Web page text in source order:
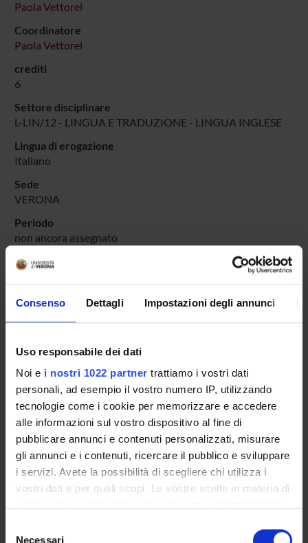
Consenso Dettagli Impostazioni degli annunci
Uso responsabile dei dati
Noi e i nostri 1022 partner trattiamo i vostri dati
personali, ad esempio il vostro numero IP, utilizzando
tecnologie come i cookie per memorizzare e accedere
alle informazioni sul vostro dispositivo al fine di
pubblicare annunci e contenuti personalizzati, misurare
gli annunci e i contenuti, ricercare il pubblico e sviluppare
i servizi. Avete la possibilità di scegliere chi utilizza i
vostri dati e per quali scopi. Le vostre scelte in materia di
modificare o revocare il proprio consenso in qualsiasi
Necessari
Paola Vettorel
Coordinatore
Paola Vettorel
crediti
6
Settore disciplinare
L-LIN/12 - LINGUA E TRADUZIONE - LINGUA INGLESE
Lingua di erogazione
Italiano
Sede
VERONA
Periodo
non ancora assegnato
Seminari relativi al corso
Presentazione
Come iscriversi
Insegnamenti
Calendario didattico
Orario lezioni
Piani didattici
Calendario esami
Bacheca avvisi
Documenti